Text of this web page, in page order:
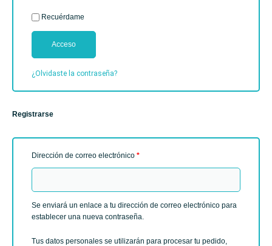
Recuérdame
Acceso
¿Olvidaste la contraseña?
Registrarse
Dirección de correo electrónico *
Se enviará un enlace a tu dirección de correo electrónico para
establecer una nueva contraseña.
Tus datos personales se utilizarán para procesar tu pedido,